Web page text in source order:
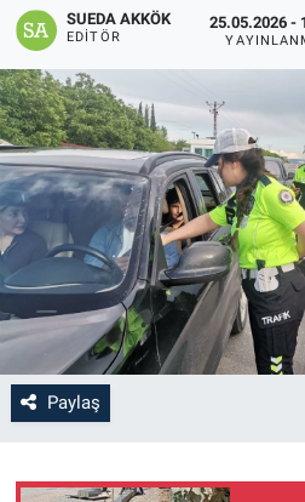
SUEDA AKKÖK
EDITÖR
25.05.2026 -
Paylaş
YAŞAM
EĞİTİM
ASAYİŞ
MAGAZİN
KÜLTÜR-SANAT
ÇEVRE